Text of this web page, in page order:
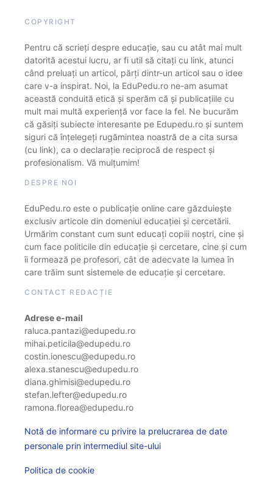
COPYRIGHT
Pentru că scrieți despre educație, sau cu atât mai mult
datorită acestui lucru, ar fi util să citați cu link, atunci
când preluați un articol, părți dintr-un articol sau o idee
care v-a inspirat. Noi, la EduPedu.ro ne-am asumat
această conduită etică și sperăm că și publicațiile cu
mult mai multă experiență vor face la fel. Ne bucurăm
că găsiți subiecte interesante pe Edupedu.ro și suntem
siguri că înțelegeți rugămintea noastră de a cita sursa
(cu link), ca o declarație reciprocă de respect și
profesionalism. Vă mulțumim!
DESPRE NOI
EduPedu.ro este o publicație online care găzduiește
exclusiv articole din domeniul educației și cercetării.
Urmărim constant cum sunt educați copiii noștri, cine și
cum face politicile din educație și cercetare, cine și cum
îi formează pe profesori, cât de adecvate la lumea în
care trăim sunt sistemele de educație și cercetare.
CONTACT REDACȚIE
Adrese e-mail
raluca.pantazi@edupedu.ro
mihai.peticila@edupedu.ro
costin.ionescu@edupedu.ro
alexa.stanescu@edupedu.ro
diana.ghimisi@edupedu.ro
stefan.lefter@edupedu.ro
ramona.florea@edupedu.ro
Notă de informare cu privire la prelucrarea de date
personale prin intermediul site-ului
Politica de cookie